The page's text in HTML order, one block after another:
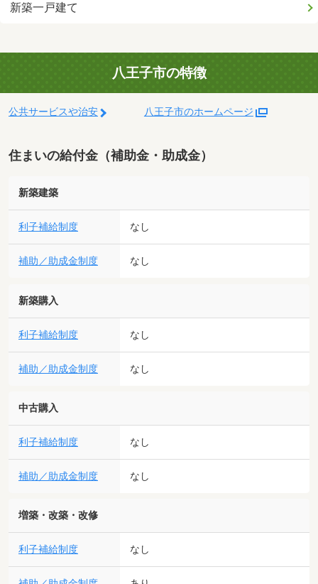
新築一戸建て
八王子市の特徴
公共サービスや治安 八王子市のホームページ
住まいの給付金（補助金・助成金）
新築建築
利子補給制度 なし
補助／助成金制度 なし
新築購入
利子補給制度 なし
補助／助成金制度 なし
中古購入
利子補給制度 なし
補助／助成金制度 なし
増築・改築・改修
利子補給制度 なし